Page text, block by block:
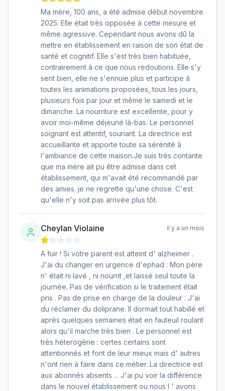
Ma mère, 100 ans, a été admise début novembre
2025. Elle était très opposée à cette mesure et
même agressive. Cependant nous avons dû la
mettre en établissement en raison de son état de
santé et cognitif. Elle s'est très bien habituée,
contrairement à ce que nous redoutions. Elle s'y
sent bien, elle ne s'ennuie plus et participe à
toutes les animations proposées, tous les jours,
plusieurs fois par jour et même le samedi et le
dimanche. La nourriture est excellente, pour y
avoir moi-même déjeuné là-bas. Le personnel
soignant est attentif, souriant. La directrice est
accueillante et apporte toute sa sérénité à
l'ambiance de cette maison.Je suis très contante
que ma mère ait pu être admise dans cet
établissement, qui m'avait été recommandé par
des amies. je ne regrette qu'une chose. C'est
qu'elle n'y soit pas arrivée plus tôt.
Cheylan Violaine il y a un mois
A fuir ! Si votre parent est atteint d' alzheimer .
J'ai du changer en urgence d'ephad : Mon père
n' était ni lavé , ni nourrit ,et laissé seul toute la
journée. Pas de vérification si le traitement était
pris . Pas de prise en charge de la douleur : J'ai
du réclamer du doliprane. Il dormait tout habillé et
après quelques semaines était en fauteuil roulant
alors qu'il marche très bien . Le personnel est
très héterogène : certes certains sont
attentionnés et font de leur mieux mais d' autres
n'ont rien à faire dans ce métier. La directrice est
aux abonnés absents ... J'ai pu voir la différence
dans le nouvel établissement ou nous l ' avons